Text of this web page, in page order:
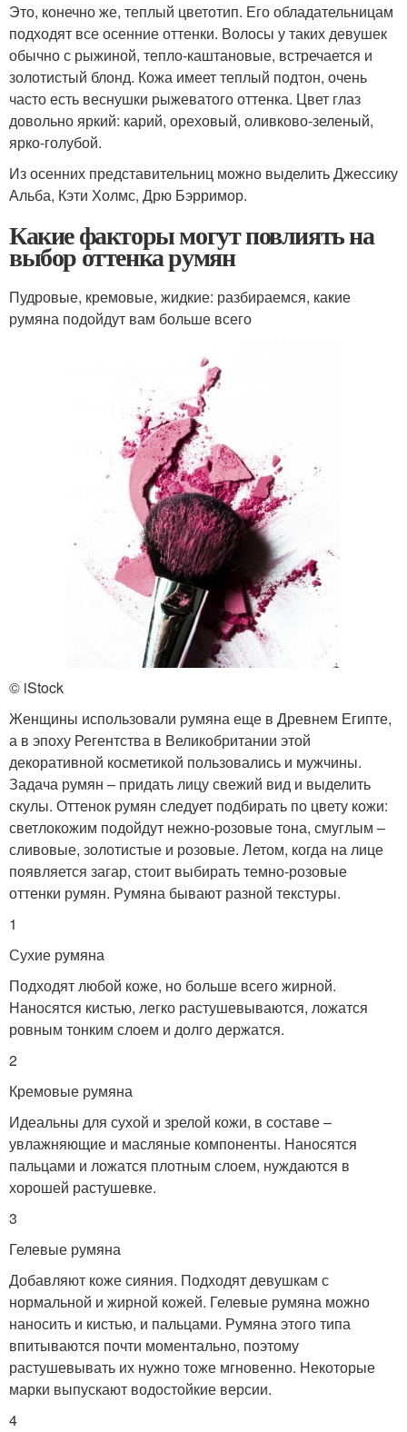
Это, конечно же, теплый цветотип. Его обладательницам
подходят все осенние оттенки. Волосы у таких девушек
обычно с рыжиной, тепло-каштановые, встречается и
золотистый блонд. Кожа имеет теплый подтон, очень
часто есть веснушки рыжеватого оттенка. Цвет глаз
довольно яркий: карий, ореховый, оливково-зеленый,
ярко-голубой.
Из осенних представительниц можно выделить Джессику
Альба, Кэти Холмс, Дрю Бэрримор.
Какие факторы могут повлиять на
выбор оттенка румян
Пудровые, кремовые, жидкие: разбираемся, какие
румяна подойдут вам больше всего
© iStock
Женщины использовали румяна еще в Древнем Египте,
а в эпоху Регентства в Великобритании этой
декоративной косметикой пользовались и мужчины.
Задача румян – придать лицу свежий вид и выделить
скулы. Оттенок румян следует подбирать по цвету кожи:
светлокожим подойдут нежно-розовые тона, смуглым –
сливовые, золотистые и розовые. Летом, когда на лице
появляется загар, стоит выбирать темно-розовые
оттенки румян. Румяна бывают разной текстуры.
1
Сухие румяна
Подходят любой коже, но больше всего жирной.
Наносятся кистью, легко растушевываются, ложатся
ровным тонким слоем и долго держатся.
2
Кремовые румяна
Идеальны для сухой и зрелой кожи, в составе –
увлажняющие и масляные компоненты. Наносятся
пальцами и ложатся плотным слоем, нуждаются в
хорошей растушевке.
3
Гелевые румяна
Добавляют коже сияния. Подходят девушкам с
нормальной и жирной кожей. Гелевые румяна можно
наносить и кистью, и пальцами. Румяна этого типа
впитываются почти моментально, поэтому
растушевывать их нужно тоже мгновенно. Некоторые
марки выпускают водостойкие версии.
4